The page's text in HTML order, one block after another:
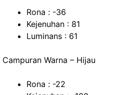
Rona : -36
Kejenuhan : 81
Luminans : 61
Campuran Warna – Hijau
Rona : -22